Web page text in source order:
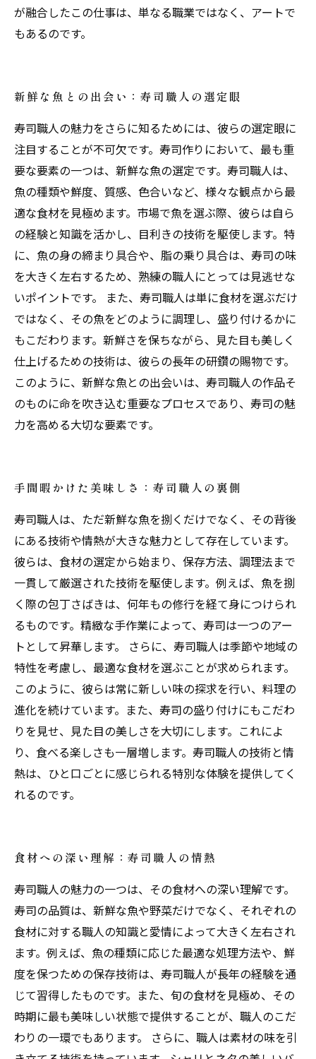
が融合したこの仕事は、単なる職業ではなく、アートで
もあるのです。
新鮮な魚との出会い：寿司職人の選定眼
寿司職人の魅力をさらに知るためには、彼らの選定眼に
注目することが不可欠です。寿司作りにおいて、最も重
要な要素の一つは、新鮮な魚の選定です。寿司職人は、
魚の種類や鮮度、質感、色合いなど、様々な観点から最
適な食材を見極めます。市場で魚を選ぶ際、彼らは自ら
の経験と知識を活かし、目利きの技術を駆使します。特
に、魚の身の締まり具合や、脂の乗り具合は、寿司の味
を大きく左右するため、熟練の職人にとっては見逃せな
いポイントです。 また、寿司職人は単に食材を選ぶだけ
ではなく、その魚をどのように調理し、盛り付けるかに
もこだわります。新鮮さを保ちながら、見た目も美しく
仕上げるための技術は、彼らの長年の研鑽の賜物です。
このように、新鮮な魚との出会いは、寿司職人の作品そ
のものに命を吹き込む重要なプロセスであり、寿司の魅
力を高める大切な要素です。
手間暇かけた美味しさ：寿司職人の裏側
寿司職人は、ただ新鮮な魚を捌くだけでなく、その背後
にある技術や情熱が大きな魅力として存在しています。
彼らは、食材の選定から始まり、保存方法、調理法まで
一貫して厳選された技術を駆使します。例えば、魚を捌
く際の包丁さばきは、何年もの修行を経て身につけられ
るものです。精緻な手作業によって、寿司は一つのアー
トとして昇華します。 さらに、寿司職人は季節や地域の
特性を考慮し、最適な食材を選ぶことが求められます。
このように、彼らは常に新しい味の探求を行い、料理の
進化を続けています。また、寿司の盛り付けにもこだわ
りを見せ、見た目の美しさを大切にします。これによ
り、食べる楽しさも一層増します。寿司職人の技術と情
熱は、ひと口ごとに感じられる特別な体験を提供してく
れるのです。
食材への深い理解：寿司職人の情熱
寿司職人の魅力の一つは、その食材への深い理解です。
寿司の品質は、新鮮な魚や野菜だけでなく、それぞれの
食材に対する職人の知識と愛情によって大きく左右され
ます。例えば、魚の種類に応じた最適な処理方法や、鮮
度を保つための保存技術は、寿司職人が長年の経験を通
じて習得したものです。また、旬の食材を見極め、その
時期に最も美味しい状態で提供することが、職人のこだ
わりの一環でもあります。 さらに、職人は素材の味を引